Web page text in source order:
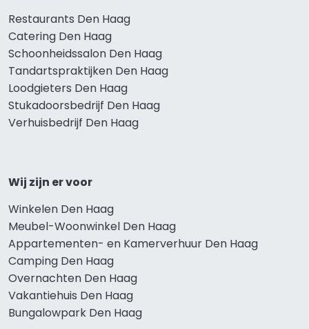
Restaurants Den Haag
Catering Den Haag
Schoonheidssalon Den Haag
Tandartspraktijken Den Haag
Loodgieters Den Haag
Stukadoorsbedrijf Den Haag
Verhuisbedrijf Den Haag
Wij zijn er voor
Winkelen Den Haag
Meubel-Woonwinkel Den Haag
Appartementen- en Kamerverhuur Den Haag
Camping Den Haag
Overnachten Den Haag
Vakantiehuis Den Haag
Bungalowpark Den Haag